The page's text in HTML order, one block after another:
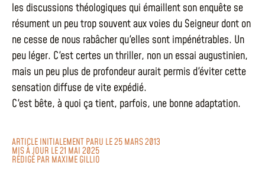
les discussions théologiques qui émaillent son enquête se
résument un peu trop souvent aux voies du Seigneur dont on
ne cesse de nous rabâcher qu'elles sont impénétrables. Un
peu léger. C'est certes un thriller, non un essai augustinien,
mais un peu plus de profondeur aurait permis d'éviter cette
sensation diffuse de vite expédié.
C'est bête, à quoi ça tient, parfois, une bonne adaptation.
ARTICLE INITIALEMENT PARU LE 25 MARS 2013
MIS À JOUR LE 21 MAI 2025
RÉDIGÉ PAR MAXIME GILLIO